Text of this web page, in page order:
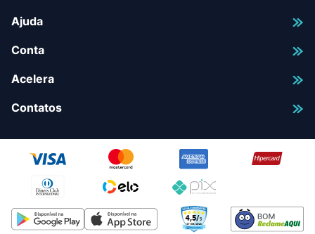
Ajuda
Conta
Acelera
Contatos